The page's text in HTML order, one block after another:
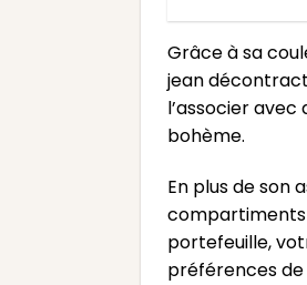
Grâce à sa
jean
l’associer
bohème.
En plus de son
compartiments
portefeuille,
préférences